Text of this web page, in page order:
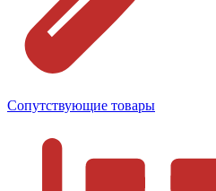
Сопутствующие товары